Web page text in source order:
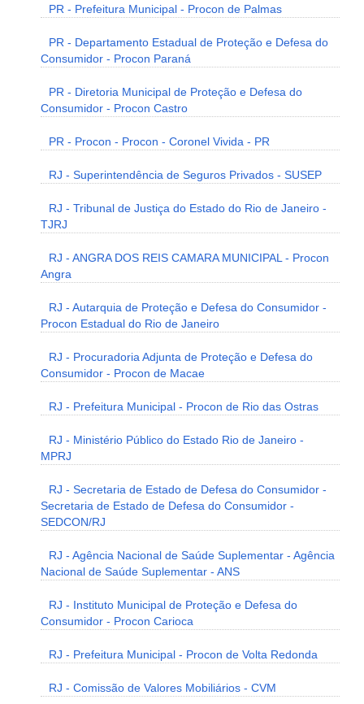
PR - Prefeitura Municipal - Procon de Palmas
PR - Departamento Estadual de Proteção e Defesa do
Consumidor - Procon Paraná
PR - Diretoria Municipal de Proteção e Defesa do
Consumidor - Procon Castro
PR - Procon - Procon - Coronel Vivida - PR
RJ - Superintendência de Seguros Privados - SUSEP
RJ - Tribunal de Justiça do Estado do Rio de Janeiro -
TJRJ
RJ - ANGRA DOS REIS CAMARA MUNICIPAL - Procon
Angra
RJ - Autarquia de Proteção e Defesa do Consumidor -
Procon Estadual do Rio de Janeiro
RJ - Procuradoria Adjunta de Proteção e Defesa do
Consumidor - Procon de Macae
RJ - Prefeitura Municipal - Procon de Rio das Ostras
RJ - Ministério Público do Estado Rio de Janeiro -
MPRJ
RJ - Secretaria de Estado de Defesa do Consumidor -
Secretaria de Estado de Defesa do Consumidor -
SEDCON/RJ
RJ - Agência Nacional de Saúde Suplementar - Agência
Nacional de Saúde Suplementar - ANS
RJ - Instituto Municipal de Proteção e Defesa do
Consumidor - Procon Carioca
RJ - Prefeitura Municipal - Procon de Volta Redonda
RJ - Comissão de Valores Mobiliários - CVM